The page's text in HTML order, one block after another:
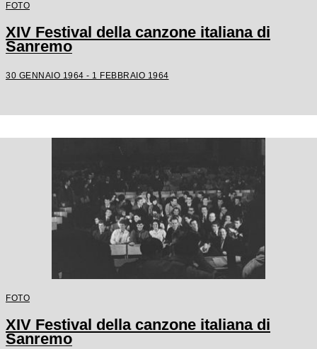
FOTO
XIV Festival della canzone italiana di
Sanremo
30 GENNAIO 1964 - 1 FEBBRAIO 1964
FOTO
XIV Festival della canzone italiana di
Sanremo